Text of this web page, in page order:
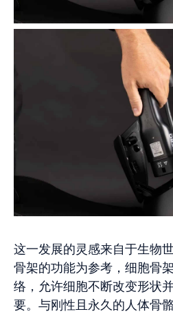
这一发展的灵感来自于生物
骨架的功能为参考，细胞骨
络，允许细胞不断改变形状
要。与刚性且永久的人体骨